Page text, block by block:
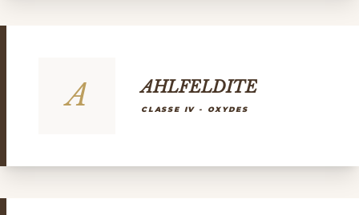
A AHLFELDITE
CLASSE IV - OXYDES